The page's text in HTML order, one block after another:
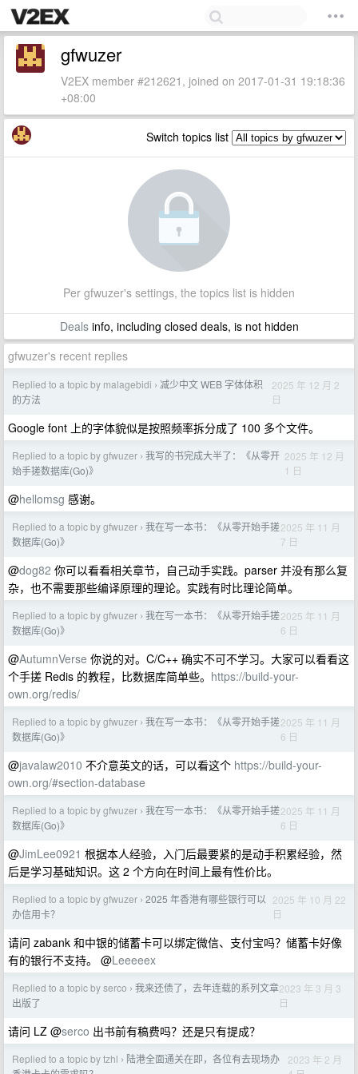
gfwuzer
V2EX member #212621, joined on 2017-01-31 19:18:36
+08:00
Switch topics list
Per gfwuzer's settings, the topics list is hidden
Dealsinfo, including closed deals, is not hidden
gfwuzer's recent replies
Replied to a topic by malagebidi › 减少中文 WEB 字体体积
的方法
2025 年 12 月 2
日
Google font 上的字体貌似是按照频率拆分成了 100 多个文件。
Replied to a topic by gfwuzer › 我写的书完成大半了：《从零开
始手搓数据库(Go)》
2025 年 12 月
1 日
@hellomsg 感谢。
Replied to a topic by gfwuzer › 我在写一本书：《从零开始手搓
数据库(Go)》
2025 年 11 月
7 日
@dog82 你可以看看相关章节，自己动手实践。parser 并没有那么复
杂，也不需要那些编译原理的理论。实践有时比理论简单。
Replied to a topic by gfwuzer › 我在写一本书：《从零开始手搓
数据库(Go)》
2025 年 11 月
6 日
@AutumnVerse 你说的对。C/C++ 确实不可不学习。大家可以看看这
个手搓 Redis 的教程，比数据库简单些。 https://build-your-
own.org/redis/
Replied to a topic by gfwuzer › 我在写一本书：《从零开始手搓
数据库(Go)》
2025 年 11 月
6 日
@javalaw2010 不介意英文的话，可以看这个 https://build-your-
own.org/#section-database
Replied to a topic by gfwuzer › 我在写一本书：《从零开始手搓
数据库(Go)》
2025 年 11 月
6 日
@JimLee0921 根据本人经验，入门后最要紧的是动手积累经验，然
后是学习基础知识。这 2 个方向在时间上最有性价比。
Replied to a topic by gfwuzer › 2025 年香港有哪些银行可以
办信用卡？
2025 年 10 月 22
日
请问 zabank 和中银的储蓄卡可以绑定微信、支付宝吗？储蓄卡好像
有的银行不支持。 @Leeeeex
Replied to a topic by serco › 我来还债了，去年连载的系列文章
出版了
2023 年 3 月 3
日
请问 LZ @serco 出书前有稿费吗？还是只有提成？
Replied to a topic by tzhl › 陆港全面通关在即，各位有去现场办
2023 年 2 月